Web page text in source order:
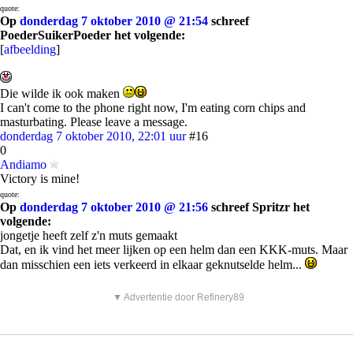
quote:
Op donderdag 7 oktober 2010 @ 21:54 schreef
PoederSuikerPoeder het volgende:
[afbeelding]
Die wilde ik ook maken
I can't come to the phone right now, I'm eating corn chips and
masturbating. Please leave a message.
donderdag 7 oktober 2010, 22:01 uur #16
0
Andiamo
Victory is mine!
quote:
Op donderdag 7 oktober 2010 @ 21:56 schreef Spritzr het
volgende:
jongetje heeft zelf z'n muts gemaakt
Dat, en ik vind het meer lijken op een helm dan een KKK-muts. Maar
dan misschien een iets verkeerd in elkaar geknutselde helm...
▼ Advertentie door Refinery89